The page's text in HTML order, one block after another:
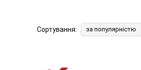
Сортування: за популярністю